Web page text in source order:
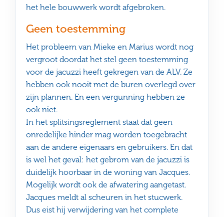
het hele bouwwerk wordt afgebroken.
Geen toestemming
Het probleem van Mieke en Marius wordt nog
vergroot doordat het stel geen toestemming
voor de jacuzzi heeft gekregen van de ALV. Ze
hebben ook nooit met de buren overlegd over
zijn plannen. En een vergunning hebben ze
ook niet.
In het splitsingsreglement staat dat geen
onredelijke hinder mag worden toegebracht
aan de andere eigenaars en gebruikers. En dat
is wel het geval: het gebrom van de jacuzzi is
duidelijk hoorbaar in de woning van Jacques.
Mogelijk wordt ook de afwatering aangetast.
Jacques meldt al scheuren in het stucwerk.
Dus eist hij verwijdering van het complete